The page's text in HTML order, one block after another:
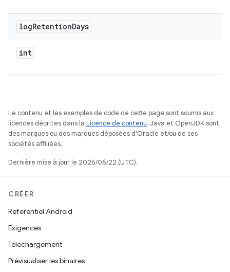
logRetentionDays
int
Le contenu et les exemples de code de cette page sont soumis aux
licences décrites dans la Licence de contenu. Java et OpenJDK sont
des marques ou des marques déposées d'Oracle et/ou de ses
sociétés affiliées.
Dernière mise à jour le 2026/06/22 (UTC).
CRÉER
Référentiel Android
Exigences
Téléchargement
Prévisualiser les binaires